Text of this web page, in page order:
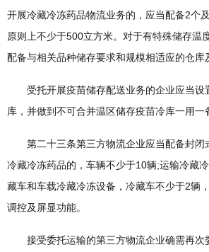
开展冷藏冷冻药品物流业务的，应当配备2个
原则上不少于500立方米。对于有特殊储存温
配备与相关品种储存要求和规模相适应的仓库
受托开展疫苗储存配送业务的企业应当设
库，并做到不可合并温区储存疫苗冷库一用一
第二十三条第三方物流企业应当配备封闭
冷藏冷冻药品的，车辆不少于10辆;运输冷藏
藏车和车载冷藏冷冻设备，冷藏车不少于2辆
调控及屏显功能。
接受委托运输的第三方物流企业确需再次